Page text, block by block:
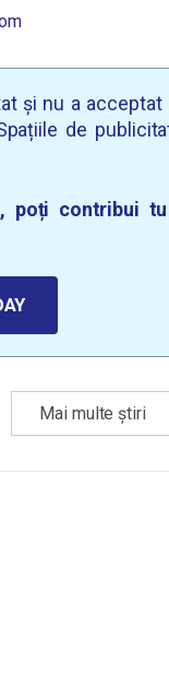
și nu a
de
poți contribui
Mai multe știri